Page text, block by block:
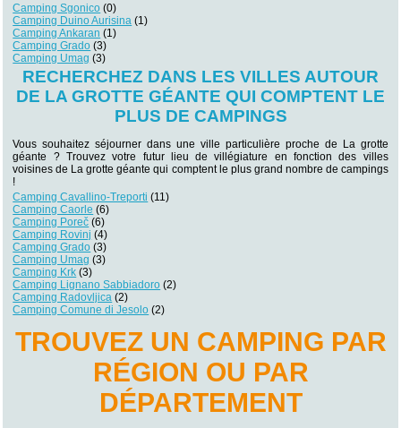
Camping Sgonico (0)
Camping Duino Aurisina (1)
Camping Ankaran (1)
Camping Grado (3)
Camping Umag (3)
RECHERCHEZ DANS LES VILLES AUTOUR
DE LA GROTTE GÉANTE QUI COMPTENT LE
PLUS DE CAMPINGS
Vous souhaitez séjourner dans une ville particulière proche de La grotte
géante ? Trouvez votre futur lieu de villégiature en fonction des villes
voisines de La grotte géante qui comptent le plus grand nombre de campings
!
Camping Cavallino-Treporti (11)
Camping Caorle (6)
Camping Poreč (6)
Camping Rovinj (4)
Camping Grado (3)
Camping Umag (3)
Camping Krk (3)
Camping Lignano Sabbiadoro (2)
Camping Radovljica (2)
Camping Comune di Jesolo (2)
TROUVEZ UN CAMPING PAR
RÉGION OU PAR
DÉPARTEMENT